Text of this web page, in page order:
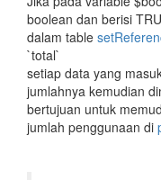
boolean dan berisi
dalam table
`total`
setiap data yang
jumlahnya kemudian
bertujuan untuk
jumlah penggunaan di